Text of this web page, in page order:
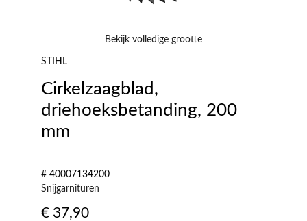
Bekijk volledige grootte
STIHL
Cirkelzaagblad,
driehoeksbetanding, 200
mm
# 40007134200
Snijgarnituren
€ 37,90